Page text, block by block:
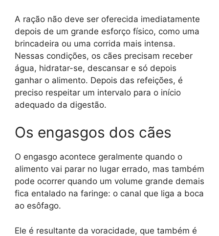
A ração não deve ser oferecida imediatamente
depois de um grande esforço físico, como uma
brincadeira ou uma corrida mais intensa.
Nessas condições, os cães precisam receber
água, hidratar-se, descansar e só depois
ganhar o alimento. Depois das refeições, é
preciso respeitar um intervalo para o início
adequado da digestão.
Os engasgos dos cães
O engasgo acontece geralmente quando o
alimento vai parar no lugar errado, mas também
pode ocorrer quando um volume grande demais
fica entalado na faringe: o canal que liga a boca
ao esôfago.
Ele é resultante da voracidade, que também é